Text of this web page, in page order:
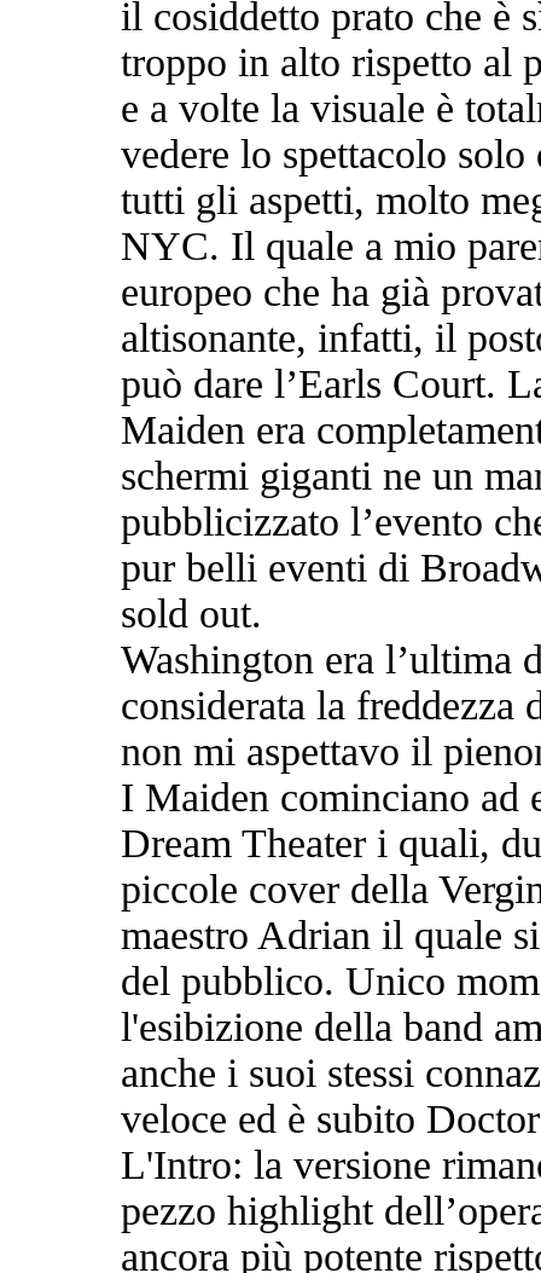
il cosiddetto prato che è
troppo in alto rispetto al
e a volte la visuale è
vedere lo spettacolo
tutti gli aspetti, molto
NYC. Il quale a mio
europeo che ha già
altisonante, infatti, il
può dare l’Earls Court.
Maiden era
schermi giganti ne un
pubblicizzato l’evento
pur belli eventi di
sold out.
Washington era l’ultima
considerata la freddezza
non mi aspettavo il
I Maiden cominciano ad
Dream Theater i quali,
piccole cover della
maestro Adrian il quale
del pubblico. Unico
l'esibizione della band
anche i suoi stessi
veloce ed è subito
L'Intro: la versione
pezzo highlight
ancora più potente